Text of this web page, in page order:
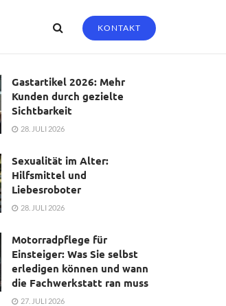
KONTAKT
Gastartikel 2026: Mehr
Kunden durch gezielte
Sichtbarkeit
28. JULI 2026
Sexualität im Alter:
Hilfsmittel und
Liebesroboter
28. JULI 2026
Motorradpflege für
Einsteiger: Was Sie selbst
erledigen können und wann
die Fachwerkstatt ran muss
27. JULI 2026